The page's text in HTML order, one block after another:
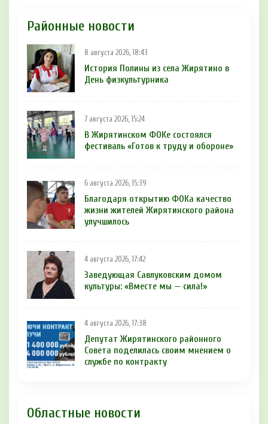
Районные новости
8 августа 2026, 18:43
История Полины из села Жирятино в
День физкультурника
7 августа 2026, 15:24
В Жирятинском ФОКе состоялся
фестиваль «Готов к труду и обороне»
6 августа 2026, 15:39
Благодаря открытию ФОКа качество
жизни жителей Жирятинского района
улучшилось
4 августа 2026, 17:42
Заведующая Савлуковским домом
культуры: «Вместе мы — сила!»
4 августа 2026, 17:38
Депутат Жирятинского районного
Совета поделилась своим мнением о
службе по контракту
Областные новости